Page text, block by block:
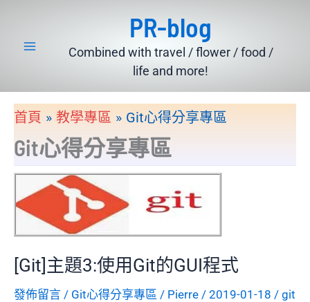
PR-blog
Combined with travel / flower / food /
life and more!
首頁 教學專區 Git心得分享專區
Git心得分享專區
[Git]主題3:使用Git的GUI程式
發佈留言 / Git心得分享專區 / Pierre / 2019-01-18 / git